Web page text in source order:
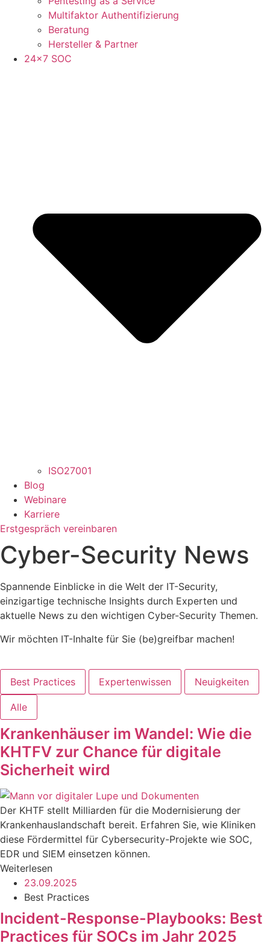
Multifaktor Authentifizierung
Beratung
Hersteller & Partner
24×7 SOC
ISO27001
Blog
Webinare
Karriere
Erstgespräch vereinbaren
Cyber-Security News
Spannende Einblicke in die Welt der IT-Security,
einzigartige technische Insights durch Experten und
aktuelle News zu den wichtigen Cyber-Security Themen.
Wir möchten IT-Inhalte für Sie (be)greifbar machen!
Best Practices Expertenwissen Neuigkeiten
Alle
Krankenhäuser im Wandel: Wie die
KHTFV zur Chance für digitale
Sicherheit wird
Der KHTF stellt Milliarden für die Modernisierung der
Krankenhauslandschaft bereit. Erfahren Sie, wie Kliniken
diese Fördermittel für Cybersecurity-Projekte wie SOC,
EDR und SIEM einsetzen können.
Weiterlesen
23.09.2025
Best Practices
Incident-Response-Playbooks: Best
Practices für SOCs im Jahr 2025